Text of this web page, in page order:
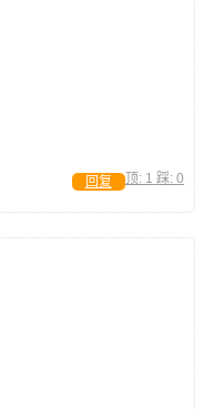
顶: 1 踩: 0
回复